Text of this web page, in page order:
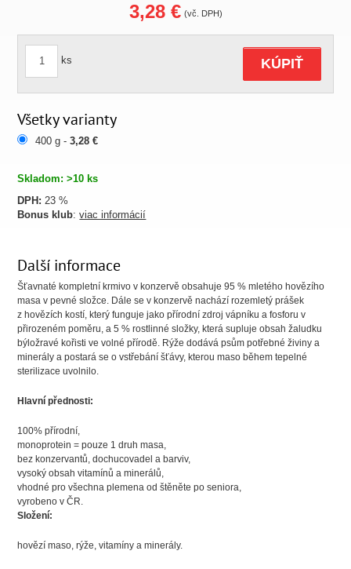
Skladom: >10 ks
DPH: 23 %
Bonus klub:viac informácií
3,28 € (vč. DPH)
ks KÚPIŤ
Všetky varianty
400 g -3,28 €
Další informace
Šťavnaté kompletní krmivo v konzervě obsahuje 95 % mletého hovězího
masa v pevné složce. Dále se v konzervě nachází rozemletý prášek
z hovězích kostí, který funguje jako přírodní zdroj vápníku a fosforu v
přirozeném poměru, a 5 % rostlinné složky, která supluje obsah žaludku
býložravé kořisti ve volné přírodě. Rýže dodává psům potřebné živiny a
minerály a postará se o vstřebání šťávy, kterou maso během tepelné
sterilizace uvolnilo.
Hlavní přednosti:
100% přírodní,
monoprotein = pouze 1 druh masa,
bez konzervantů, dochucovadel a barviv,
vysoký obsah vitamínů a minerálů,
vhodné pro všechna plemena od štěněte po seniora,
vyrobeno v ČR.
Složení:
hovězí maso, rýže, vitamíny a minerály.